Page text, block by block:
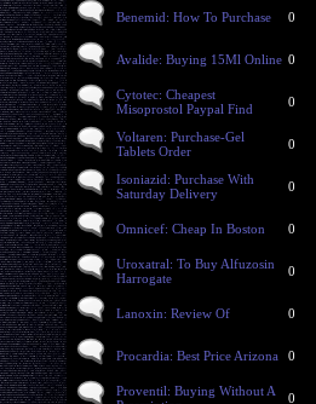
Benemid: How To Purchase 0
Avalide: Buying 15Ml Online 0
Cytotec: Cheapest
Misoprostol Paypal Find
0
Voltaren: Purchase-Gel
Tablets Order
0
Isoniazid: Purchase With
Saturday Delivery
0
Omnicef: Cheap In Boston 0
Uroxatral: To Buy Alfuzosin
Harrogate
0
Lanoxin: Review Of 0
Procardia: Best Price Arizona 0
Proventil: Buying Without A
0